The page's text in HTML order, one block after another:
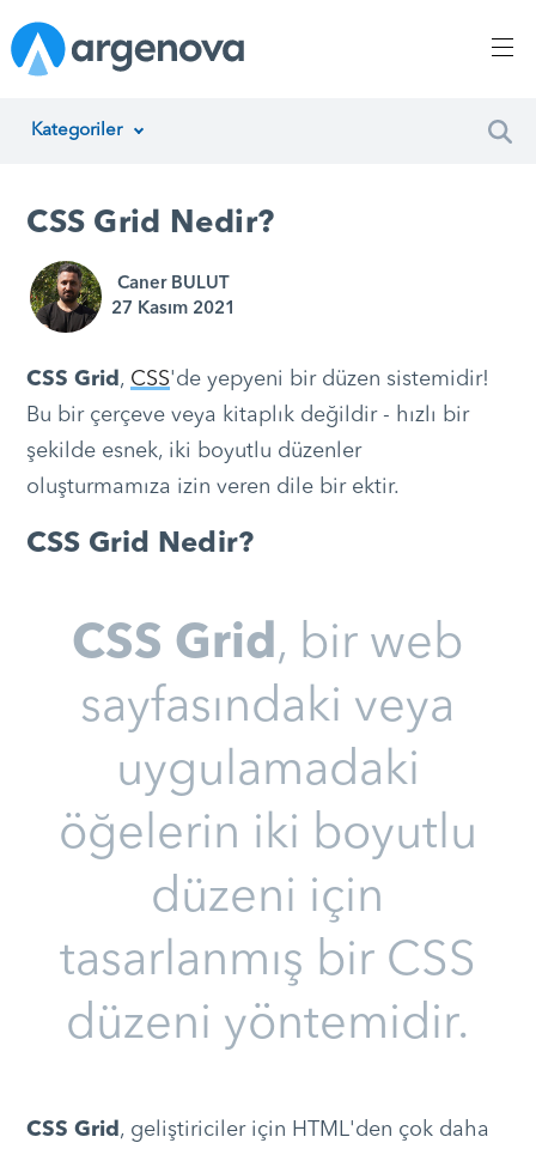
Kategoriler
Yazılım Geliştirme
Proje Yönetimi
Müşteri Hizmetleri
CSS Grid Nedir?
Caner BULUT
27 Kasım 2021
CSS Grid , CSS'de yepyeni bir düzen sistemidir!
Bu bir çerçeve veya kitaplık değildir - hızlı bir
şekilde esnek, iki boyutlu düzenler
oluşturmamıza izin veren dile bir ektir.
CSS Grid Nedir?
CSS Grid, bir web
sayfasındaki veya
uygulamadaki
öğelerin iki boyutlu
düzeni için
tasarlanmış bir CSS
düzeni yöntemidir.
CSS Grid , geliştiriciler için HTML'den çok daha